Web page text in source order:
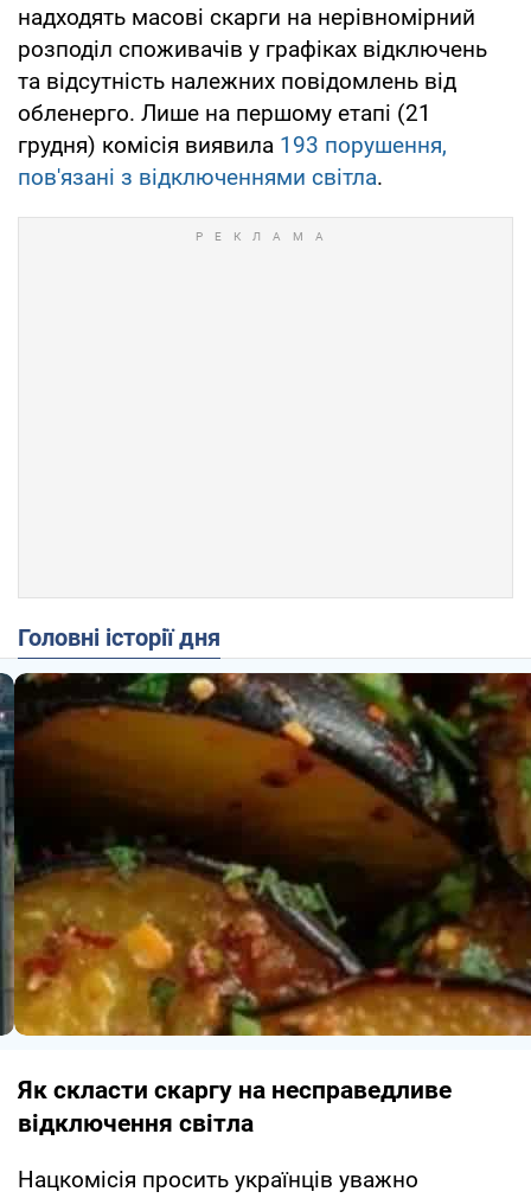
надходять масові скарги на нерівномірний
розподіл споживачів у графіках відключень
та відсутність належних повідомлень від
обленерго. Лише на першому етапі (21
грудня) комісія виявила 193 порушення,
пов'язані з відключеннями світла.
Головні історії дня
Як скласти скаргу на несправедливе
відключення світла
Нацкомісія просить українців уважно